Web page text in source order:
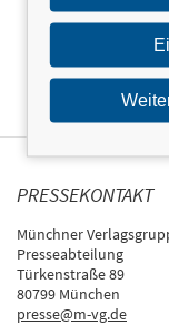
PRESSEKONTAKT
Münchner
Presseabteilung
Türkenstraße 89
80799 München
presse@m-vg.de